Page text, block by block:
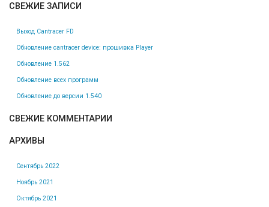
СВЕЖИЕ ЗАПИСИ
Выход Cantracer FD
Обновление cantracer device: прошивка Player
Обновление 1.562
Обновление всех программ
Обновление до версии 1.540
СВЕЖИЕ КОММЕНТАРИИ
АРХИВЫ
Сентябрь 2022
Ноябрь 2021
Октябрь 2021